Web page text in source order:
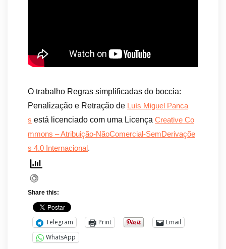
O trabalho Regras simplificadas do boccia:
Penalização e Retração de Luís Miguel Panca
s está licenciado com uma Licença Creative Co
mmons – Atribuição-NãoComercial-SemDerivaçõe
s 4.0 Internacional .
Share this:
Telegram Print
Email
WhatsApp